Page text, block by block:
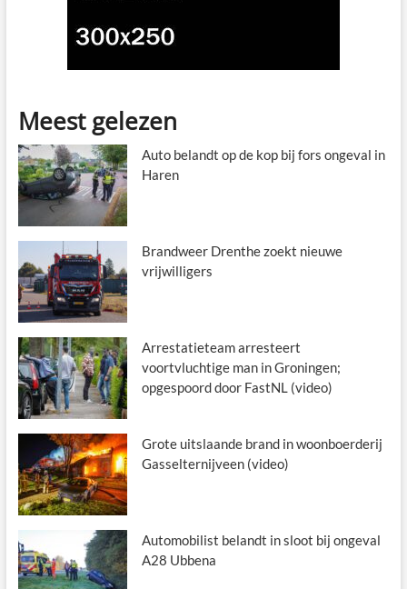
Meest gelezen
Auto belandt op de kop bij fors ongeval in
Haren
Brandweer Drenthe zoekt nieuwe
vrijwilligers
Arrestatieteam arresteert
voortvluchtige man in Groningen;
opgespoord door FastNL (video)
Grote uitslaande brand in woonboerderij
Gasselternijveen (video)
Automobilist belandt in sloot bij ongeval
A28 Ubbena